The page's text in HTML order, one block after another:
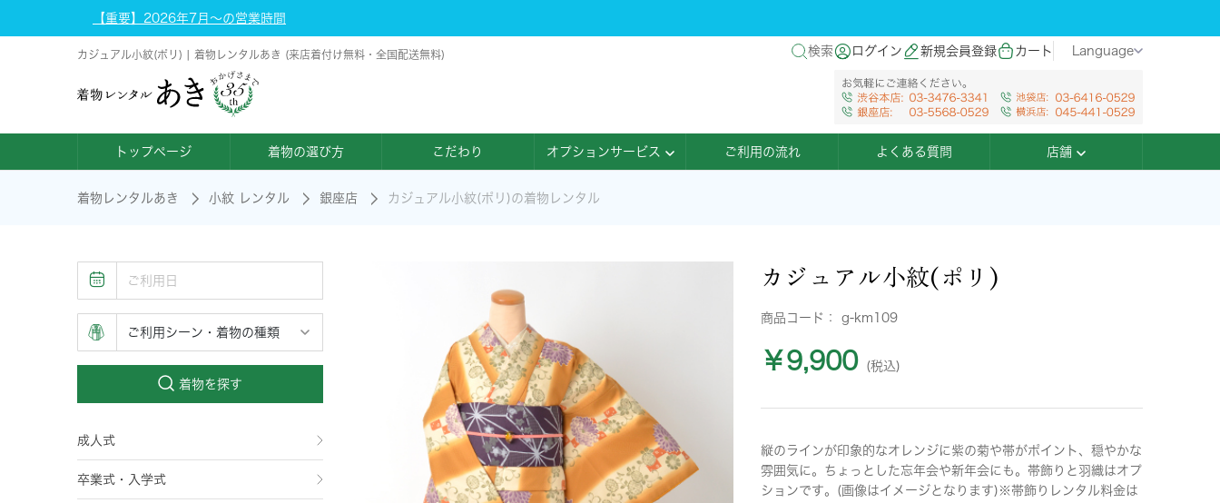
【重要】2026年7月～の営業時間
カジュアル小紋(ポリ) | 着物レンタルあき (来店着付け無料・全国配送無料) 検索 ログイン 新規会員登録 カート Language
トップページ 着物の選び方 こだわり オプションサービス ご利用の流れ よくある質問 店舗
着物レンタルあき 小紋 レンタル 銀座店 カジュアル小紋(ポリ)の着物レンタル
着物を探す
成人式
卒業式・入学式
カジュアル小紋(ポリ)
商品コード： g-km109
￥9,900 (税込)
縦のラインが印象的なオレンジに紫の菊や帯がポイント、穏やかな
雰囲気に。ちょっとした忘年会や新年会にも。帯飾りと羽織はオプ
ションです。(画像はイメージとなります)※帯飾りレンタル料金は